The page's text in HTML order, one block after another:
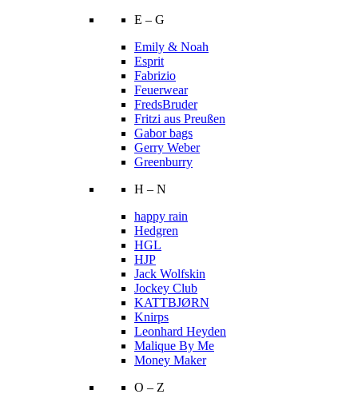
E – G
Emily & Noah
Esprit
Fabrizio
Feuerwear
FredsBruder
Fritzi aus Preußen
Gabor bags
Gerry Weber
Greenburry
H – N
happy rain
Hedgren
HGL
HJP
Jack Wolfskin
Jockey Club
KATTBJØRN
Knirps
Leonhard Heyden
Malique By Me
Money Maker
O – Z